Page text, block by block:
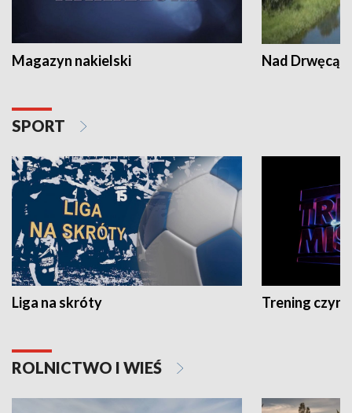
Magazyn nakielski Nad Drwęcą
SPORT
Liga na skróty Trening czyni
ROLNICTWO I WIEŚ